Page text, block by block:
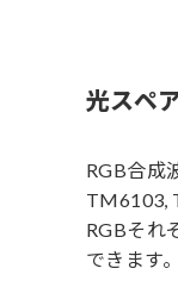
光スペ
RGB合成
TM6103,
RGBそれ
できます。